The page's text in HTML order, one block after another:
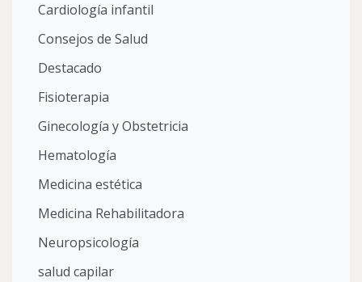
Cardiología infantil
Consejos de Salud
Destacado
Fisioterapia
Ginecología y Obstetricia
Hematología
Medicina estética
Medicina Rehabilitadora
Neuropsicología
salud capilar